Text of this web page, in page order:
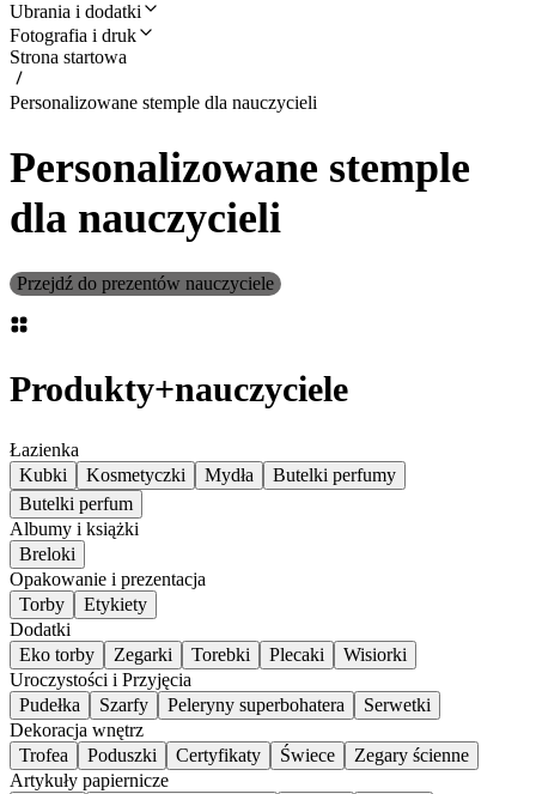
Ubrania i dodatki
Fotografia i druk
Strona startowa
Personalizowane stemple dla nauczycieli
Personalizowane stemple
dla nauczycieli
Przejdź do prezentów nauczyciele
Produkty+nauczyciele
Łazienka
Kubki
Kosmetyczki Mydła
Butelki perfumy
Butelki perfum
Albumy i książki
Breloki
Opakowanie i prezentacja
Torby
Etykiety
Dodatki
Eko torby
Zegarki Torebki Plecaki
Wisiorki
Uroczystości i Przyjęcia
Pudełka
Szarfy Peleryny superbohatera
Serwetki
Dekoracja wnętrz
Trofea
Poduszki Certyfikaty Świece
Zegary ścienne
Artykuły papiernicze